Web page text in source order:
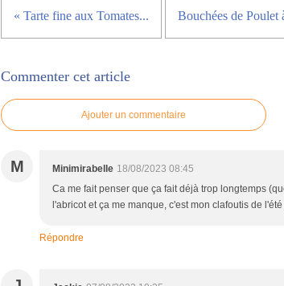
« Tarte fine aux Tomates... Bouchées de Poulet
Commenter cet article
Ajouter un commentaire
M Minimirabelle 18/08/2023 08:45
Ca me fait penser que ça fait déjà trop longtemps
l'abricot et ça me manque, c'est mon clafoutis de
Répondre